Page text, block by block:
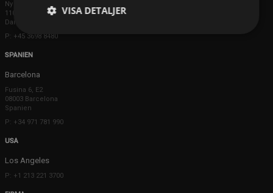
Ny Østergade 20
1101 København K
Danmark
P: +45 3698 8480
SPANIEN
Barcelona
Fusina 6, E2
08003 Barcelona
Spanien
P: +34 971 781 990
USA
Los Angeles
P: +1 213 221 3700
VISA DETALJER